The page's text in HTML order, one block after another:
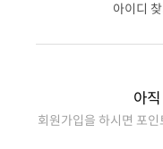
아이디
아